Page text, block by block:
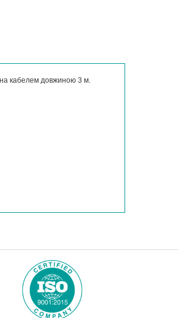
кабелем довжиною 3 м.